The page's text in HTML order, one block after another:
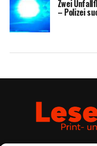
Zwei
– Poli­zei